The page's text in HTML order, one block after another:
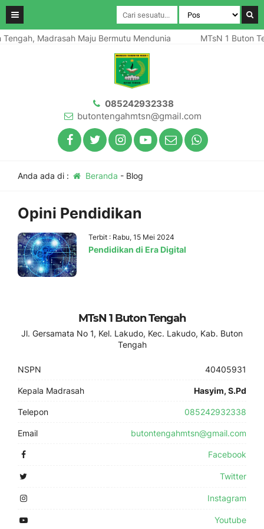
Madrasah Maju Bermutu Mendunia MTsN 1 Buton
085242932338
butontengahmtsn@gmail.com
Anda ada di : Beranda - Blog
Opini Pendidikan
Terbit : Rabu, 15 Mei 2024
Pendidikan di Era Digital
MTsN 1 Buton Tengah
Jl. Gersamata No 1, Kel. Lakudo, Kec. Lakudo, Kab. Buton
Tengah
NSPN 40405931
Kepala Madrasah Hasyim, S.Pd
Telepon 085242932338
Email butontengahmtsn@gmail.com
Facebook
Twitter
Instagram
Youtube